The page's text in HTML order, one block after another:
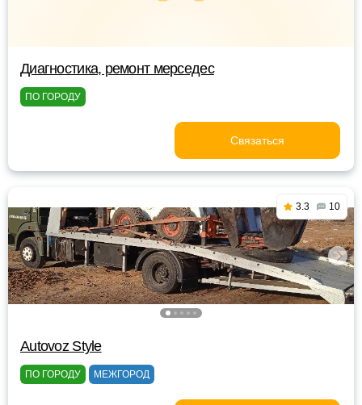
Диагностика, ремонт мерседес
ПО ГОРОДУ
Связаться
3.3 10
Autovoz Style
ПО ГОРОДУ МЕЖГОРОД